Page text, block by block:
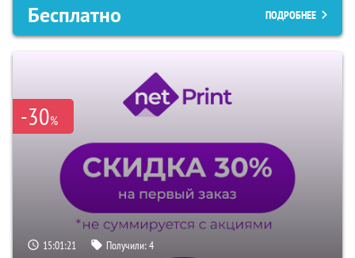
Бесплатно ПОДРОБНЕЕ
-30%
15:01:20 Получили:4